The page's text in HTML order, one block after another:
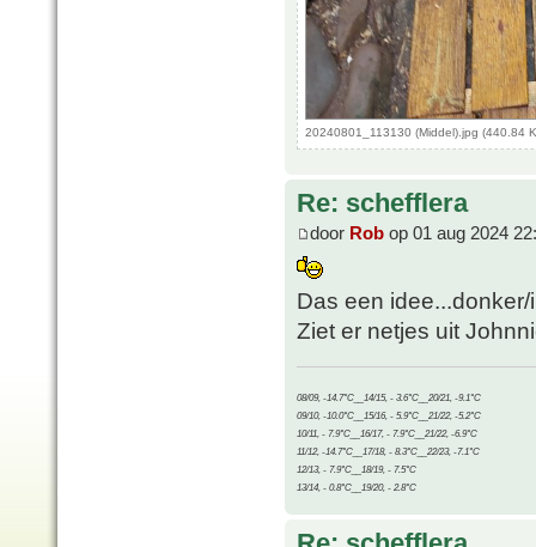
20240801_113130 (Middel).jpg (440.84
Re: schefflera
door Rob op 01 aug 2024
Das een
Ziet er netjes uit
08/09, -14.7°C__14/15, - 3.6°C__20/21, -9.1°C
09/10, -10.0°C__15/16, - 5.9°C__21/22, -5.2°C
10/11, - 7.9°C__16/17, - 7.9°C__21/22, -6.9°C
11/12, -14.7°C__17/18, - 8.3°C__22/23, -7.1°C
12/13, - 7.9°C__18/19, - 7.5°C
13/14, - 0.8°C__19/20, - 2.8°C